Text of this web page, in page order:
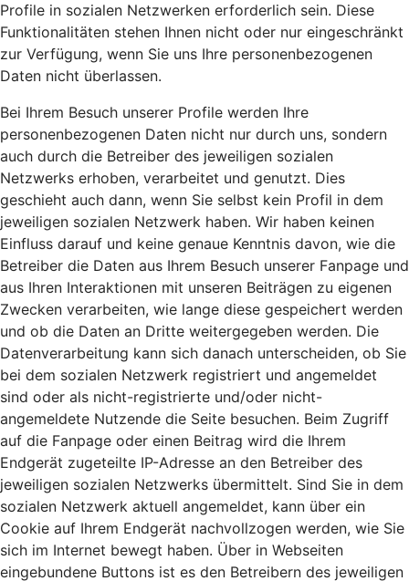
Profile in sozialen Netzwerken erforderlich sein. Diese
Funktionalitäten stehen Ihnen nicht oder nur eingeschränkt
zur Verfügung, wenn Sie uns Ihre personenbezogenen
Daten nicht überlassen.
Bei Ihrem Besuch unserer Profile werden Ihre
personenbezogenen Daten nicht nur durch uns, sondern
auch durch die Betreiber des jeweiligen sozialen
Netzwerks erhoben, verarbeitet und genutzt. Dies
geschieht auch dann, wenn Sie selbst kein Profil in dem
jeweiligen sozialen Netzwerk haben. Wir haben keinen
Einfluss darauf und keine genaue Kenntnis davon, wie die
Betreiber die Daten aus Ihrem Besuch unserer Fanpage und
aus Ihren Interaktionen mit unseren Beiträgen zu eigenen
Zwecken verarbeiten, wie lange diese gespeichert werden
und ob die Daten an Dritte weitergegeben werden. Die
Datenverarbeitung kann sich danach unterscheiden, ob Sie
bei dem sozialen Netzwerk registriert und angemeldet
sind oder als nicht-registrierte und/oder nicht-
angemeldete Nutzende die Seite besuchen. Beim Zugriff
auf die Fanpage oder einen Beitrag wird die Ihrem
Endgerät zugeteilte IP-Adresse an den Betreiber des
jeweiligen sozialen Netzwerks übermittelt. Sind Sie in dem
sozialen Netzwerk aktuell angemeldet, kann über ein
Cookie auf Ihrem Endgerät nachvollzogen werden, wie Sie
sich im Internet bewegt haben. Über in Webseiten
eingebundene Buttons ist es den Betreibern des jeweiligen